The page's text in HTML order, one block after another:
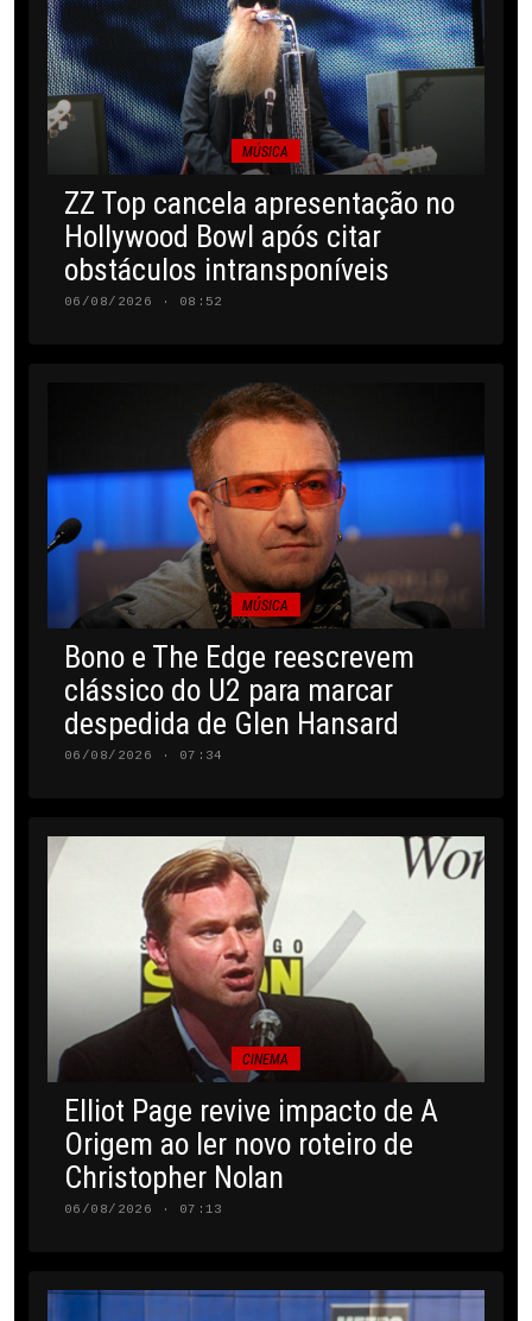
MÚSICA
ZZ Top cancela apresentação no
Hollywood Bowl após citar
obstáculos intransponíveis
06/08/2026 · 08:52
MÚSICA
Bono e The Edge reescrevem
clássico do U2 para marcar
despedida de Glen Hansard
06/08/2026 · 07:34
CINEMA
Elliot Page revive impacto de A
Origem ao ler novo roteiro de
Christopher Nolan
06/08/2026 · 07:13